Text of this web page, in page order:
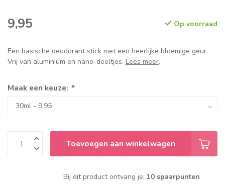
9,95 Op voorraad
Een basische deodorant stick met een heerlijke bloemige geur.
Vrij van aluminium en nano-deeltjes. Lees meer.
Maak een keuze: *
Toevoegen aan winkelwagen
Bij dit product ontvang je: 10 spaarpunten